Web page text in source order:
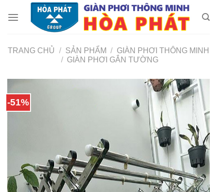
TRANG CHỦ / SẢN PHẨM / GIÀN PHƠI THÔNG MINH
/ GIÀN PHƠI GẮN TƯỜNG
-51%